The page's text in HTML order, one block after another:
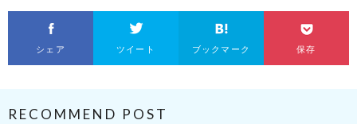
シェア ツイート ブックマーク 保存
RECOMMEND POST